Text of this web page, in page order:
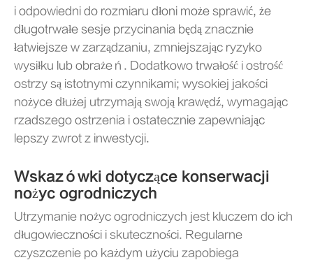
i odpowiedni do rozmiaru dłoni może sprawić, że
długotrwałe sesje przycinania będą znacznie
łatwiejsze w zarządzaniu, zmniejszając ryzyko
wysiłku lub obrażeń. Dodatkowo trwałość i ostrość
ostrzy są istotnymi czynnikami; wysokiej jakości
nożyce dłużej utrzymają swoją krawędź, wymagając
rzadszego ostrzenia i ostatecznie zapewniając
lepszy zwrot z inwestycji.
Wskazówki dotyczące konserwacji
nożyc ogrodniczych
Utrzymanie nożyc ogrodniczych jest kluczem do ich
długowieczności i skuteczności. Regularne
czyszczenie po każdym użyciu zapobiega